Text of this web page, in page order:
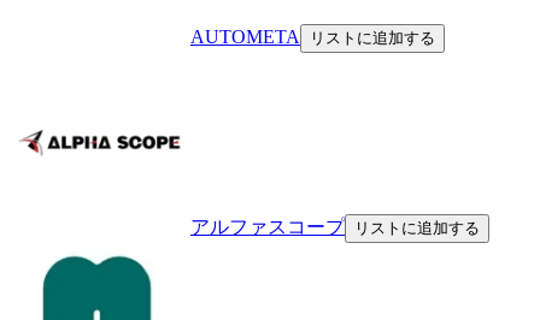
AUTOMETA リストに追加する
アルファスコープ リストに追加する